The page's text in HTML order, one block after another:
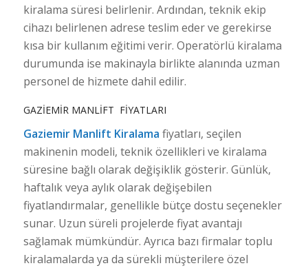
kiralama süresi belirlenir. Ardından, teknik ekip
cihazı belirlenen adrese teslim eder ve gerekirse
kısa bir kullanım eğitimi verir. Operatörlü kiralama
durumunda ise makinayla birlikte alanında uzman
personel de hizmete dahil edilir.
GAZIEMIR MANLIFT FIYATLARI
Gaziemir Manlift Kiralama fiyatları, seçilen
makinenin modeli, teknik özellikleri ve kiralama
süresine bağlı olarak değişiklik gösterir. Günlük,
haftalık veya aylık olarak değişebilen
fiyatlandırmalar, genellikle bütçe dostu seçenekler
sunar. Uzun süreli projelerde fiyat avantajı
sağlamak mümkündür. Ayrıca bazı firmalar toplu
kiralamalarda ya da sürekli müşterilere özel